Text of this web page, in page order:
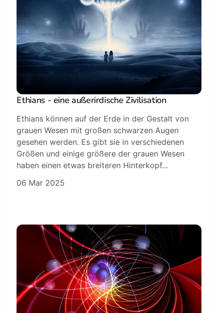
Ethians - eine außerirdische Zivilisation
Ethians können auf der Erde in der Gestalt von
grauen Wesen mit großen schwarzen Augen
gesehen werden. Es gibt sie in verschiedenen
Größen und einige größere der grauen Wesen
haben einen etwas breiteren Hinterkopf...
06 Mar 2025